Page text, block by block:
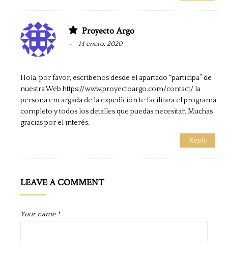
Proyecto Argo
14 enero, 2020
Hola, por favor, escribenos desde el apartado “participa” de
nuestra Web https://www.proyectoargo.com/contact/ la
persona encargada de la expedición te facilitara el programa
completo y todos los detalles que puedas necesitar. Muchas
gracias por el interés.
Reply
LEAVE A COMMENT
Your name *